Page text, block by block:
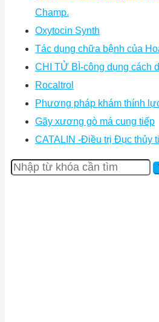
Champ.
Oxytocin Synth
Tác dụng chữa bệnh của
CHI TỬ BÌ-công dụng cách
Rocaltrol
Phương pháp khám thính
Gãy xương gò má cung tiếp
CATALIN -Điều trị Đục thủy